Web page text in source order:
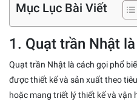
Mục Lục Bài Viết
1. Quạt trần Nhật
Quạt trần Nhật là cách gọi phổ
được thiết kế và sản xuất theo
hoặc mang triết lý thiết kế và